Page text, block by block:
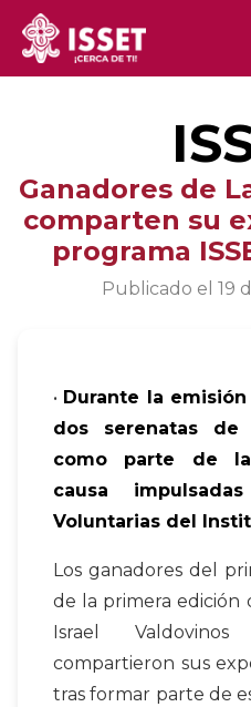
Ganadores de
comparten su
programa
Publicado el 19
• Durante la
dos serenatas de
como parte de
causa
Voluntarias del
Los ganadores del
de la primera edición
Israel
compartieron sus
tras formar parte de